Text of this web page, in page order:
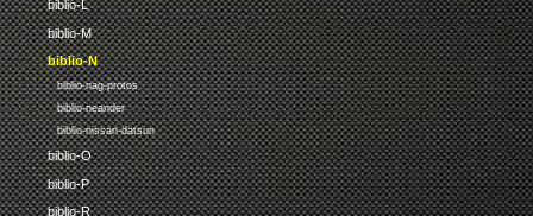
biblio-L
biblio-M
biblio-N
biblio-nag-protos
biblio-neander
biblio-nissan-datsun
biblio-O
biblio-P
biblio-R